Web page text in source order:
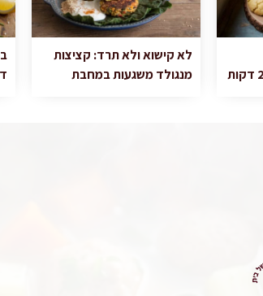
לא קישוא ולא תרד: קציצות
מנגולד משגעות במחבת